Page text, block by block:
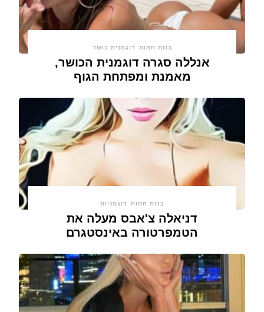
בנות חמות דוגמנית כושר
אנללה סגרה דוגמנית הכושר,
מאמנת ומפתחת הגוף
בנות חמות דוגמניות
דניאלה צ'אבס מעלה את
הטמפרטורה באינסטגרם